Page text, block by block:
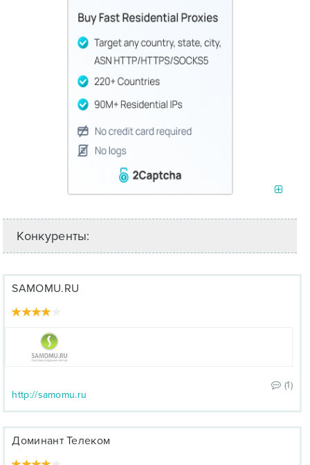
Конкуренты:
SAMOMU.RU
(1)
http://samomu.ru
Доминант Телеком